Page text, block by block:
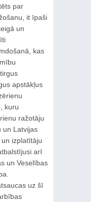
par
it īpaši
un
kas
apstākļus
kuru
ražotāju
un Latvijas
izplatītāju
arī
un Veselības
uz šī